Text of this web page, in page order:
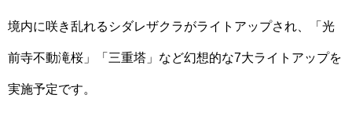
境内に咲き乱れるシダレザクラがライトアップされ、「光
前寺不動滝桜」「三重塔」など幻想的な7大ライトアップを
実施予定です。